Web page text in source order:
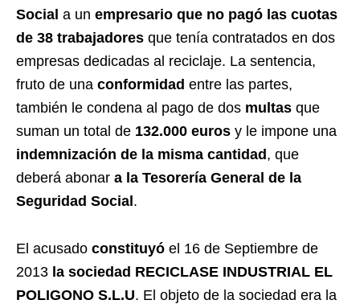
Social a un empresario que no pagó las cuotas
de 38 trabajadores que tenía contratados en dos
empresas dedicadas al reciclaje. La sentencia,
fruto de una conformidad entre las partes,
también le condena al pago de dos multas que
suman un total de 132.000 euros y le impone una
indemnización de la misma cantidad, que
deberá abonar a la Tesorería General de la
Seguridad Social.
El acusado constituyó el 16 de Septiembre de
2013 la sociedad RECICLASE INDUSTRIAL EL
POLIGONO S.L.U. El objeto de la sociedad era la